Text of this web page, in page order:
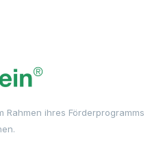
Rahmen ihres Förderprogramms